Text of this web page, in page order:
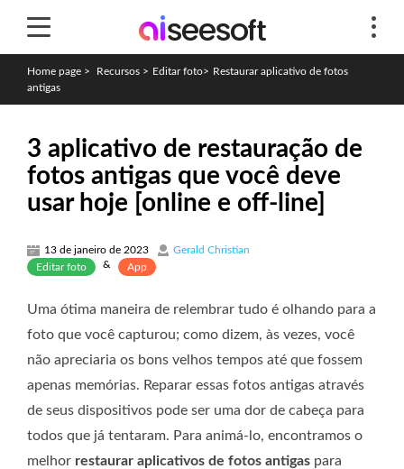
Home page > Recursos > Editar foto> Restaurar aplicativo de fotos
antigas
3 aplicativo de restauração de
fotos antigas que você deve
usar hoje [online e off-line]
13 de janeiro de 2023
Gerald Christian
Editar foto
& App
Uma ótima maneira de relembrar tudo é olhando para a
foto que você capturou; como dizem, às vezes, você
não apreciaria os bons velhos tempos até que fossem
apenas memórias. Reparar essas fotos antigas através
de seus dispositivos pode ser uma dor de cabeça para
todos que já tentaram. Para animá-lo, encontramos o
melhor restaurar aplicativos de fotos antigas para